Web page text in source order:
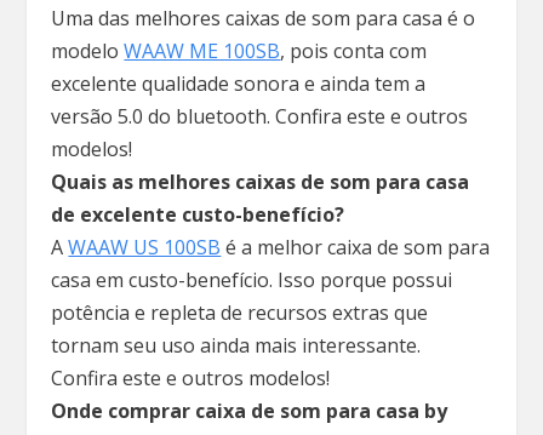
Uma das melhores caixas de som para casa é o
modeloWAAW ME 100SB, pois conta com
excelente qualidade sonora e ainda tem a
versão 5.0 do bluetooth. Confira este e outros
modelos!
Quais as melhores caixas de som para casa
de excelente custo-benefício?
AWAAW US 100SB é a melhor caixa de som para
casa em custo-benefício. Isso porque possui
potência e repleta de recursos extras que
tornam seu uso ainda mais interessante.
Confira este e outros modelos!
Onde comprar caixa de som para casa by